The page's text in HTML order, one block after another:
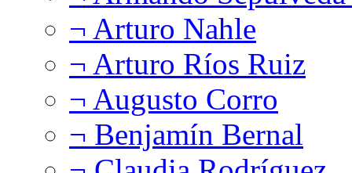
¬ Arturo Nahle
¬ Arturo Ríos Ruiz
¬ Augusto Corro
¬ Benjamín Bernal